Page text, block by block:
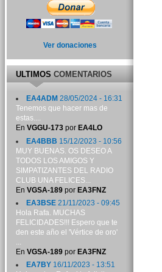
Ver donaciones
ULTIMOSCOMENTARIOS
EA4ADM 28/05/2024 - 16:31
Tenemos que hacer mas de
estas....
En VGGU-173por EA4LO
EA4BBB 15/12/2023 - 10:56
MUY BUENAS. OS DESEO A
TODOS LOS AMIGOS Y
SIMPATIZANTES DEL RADIO
CLUB UNA FELICES...
En VGSA-189por EA3FNZ
EA3BSE21/11/2023 - 09:45
Hola Rafa. MUCHAS
FELICIDADES!!! Espero que te
den este año el 'Vértice de oro'
...
En VGSA-189por EA3FNZ
EA7BY16/11/2023 - 13:51